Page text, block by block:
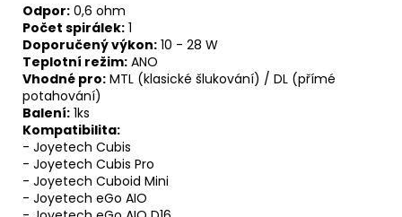
Odpor: 0,6 ohm
Počet spirálek: 1
Doporučený výkon: 10 - 28 W
Teplotní režim: ANO
Vhodné pro: MTL (klasické šlukování) / DL (přímé
potahování)
Balení: 1ks
Kompatibilita:
- Joyetech Cubis
- Joyetech Cubis Pro
- Joyetech Cuboid Mini
- Joyetech eGo AIO